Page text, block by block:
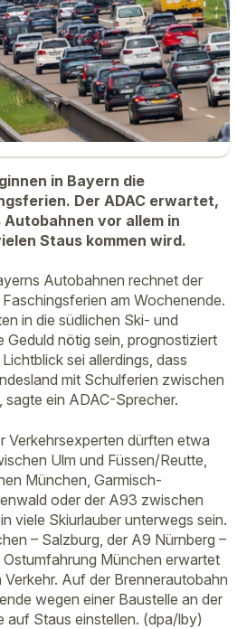
in Bayern die
Der ADAC erwartet,
vor allem in
Staus kommen wird.
Autobahnen rechnet der
am Wochenende.
in die südlichen Ski- und
Geduld nötig sein, prognostiziert
sei allerdings, dass
mit Schulferien zwischen
sagte ein ADAC-Sprecher.
Verkehrsexperten dürften etwa
Ulm und Füssen/Reutte,
München, Garmisch-
oder der A93 zwischen
viele Skiurlauber unterwegs sein.
– Salzburg, der A9 Nürnberg –
München erwartet
Auf der Brennerautobahn
wegen einer Baustelle an der
auf Staus einstellen. (dpa/lby)